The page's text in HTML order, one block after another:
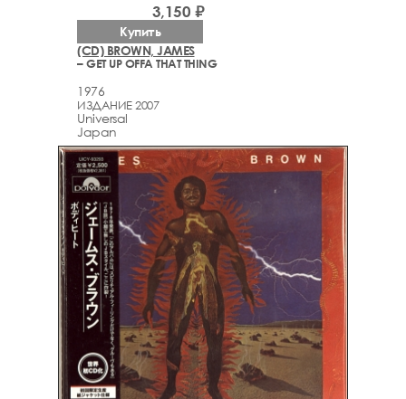
(CD) BROWN, JAMES
– GET UP OFFA THAT THING
1976
ИЗДАНИЕ 2007
Universal
Japan
3,150 ₽
Купить